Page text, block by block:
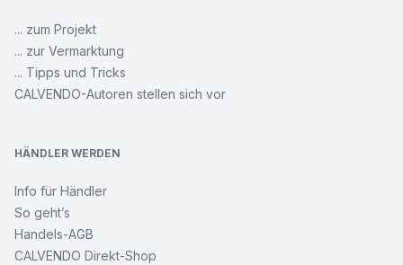
... zum Projekt
... zur Vermarktung
... Tipps und Tricks
CALVENDO-Autoren stellen sich vor
HÄNDLER WERDEN
Info für Händler
So geht’s
Handels-AGB
CALVENDO Direkt-Shop